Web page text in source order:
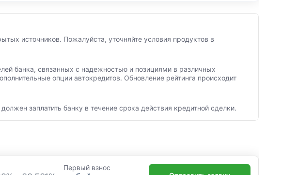
источников. Пожалуйста, уточняйте условия продуктов в
банка, связанных с надежностью и позициями в различных
опции автокредитов. Обновление рейтинга происходит
заплатить банку в течение срока действия кредитной сделки.
Первый взнос